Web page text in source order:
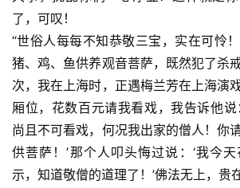
点
僧
音
高
僧
访
谈
了，可叹！
“世俗人每每不知恭敬三宝，实在可怜
猪、鸡、鱼供养观音菩萨，既然犯了杀
次，我在上海时，正遇梅兰芳在上海演
厢位，花数百元请我看戏，我告诉他说
尚且不可看戏，何况我出家的僧人！你
供菩萨！’那个人叩头悔过说：‘我今
示，知道敬僧的道理了！’佛法无上，贵